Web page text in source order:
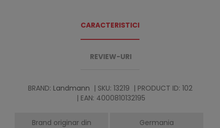
CARACTERISTICI
REVIEW-URI
BRAND: Landmann | SKU: 13219 | PRODUCT ID: 102
| EAN: 4000810132195
Brand originar din Germania